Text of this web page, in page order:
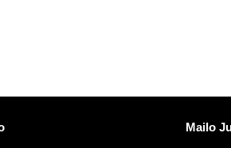
Otkrijte
Mailo